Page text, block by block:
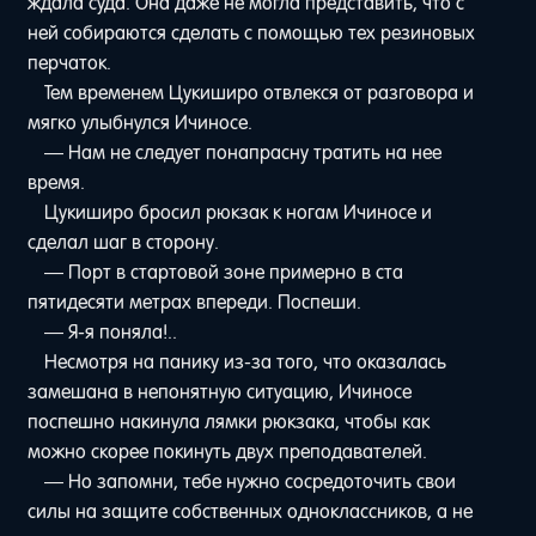
ней собираются сделать с помощью тех резиновых
перчаток.
Тем временем Цукиширо отвлекся от разговора и
мягко улыбнулся Ичиносе.
— Нам не следует понапрасну тратить на нее
время.
Цукиширо бросил рюкзак к ногам Ичиносе и
сделал шаг в сторону.
— Порт в стартовой зоне примерно в ста
пятидесяти метрах впереди. Поспеши.
— Я-я поняла!..
Несмотря на панику из-за того, что оказалась
замешана в непонятную ситуацию, Ичиносе
поспешно накинула лямки рюкзака, чтобы как
можно скорее покинуть двух преподавателей.
— Но запомни, тебе нужно сосредоточить свои
силы на защите собственных одноклассников, а не